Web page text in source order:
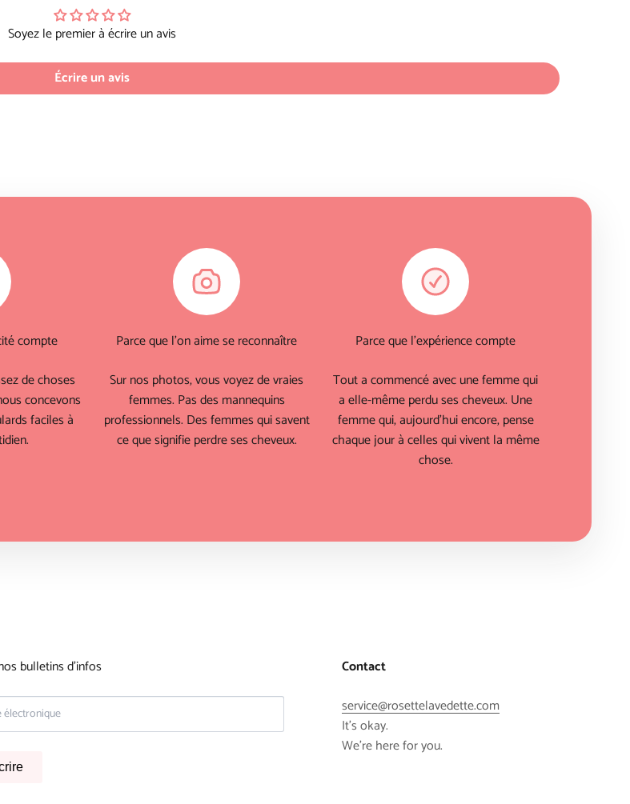
Soyez le premier à écrire un avis
Écrire un avis
compte
de choses
concevons
faciles à
Parce que l'on aime se reconnaître
Sur nos photos, vous voyez de vraies
femmes. Pas des mannequins
professionnels. Des femmes qui savent
ce que signifie perdre ses cheveux.
Parce que l'expérience compte
Tout a commencé avec une femme qui
a elle-même perdu ses cheveux. Une
femme qui, aujourd'hui encore, pense
chaque jour à celles qui vivent la même
chose.
bulletins d'infos
Contact
service@rosettelavedette.com
It's okay.
We're here for you.